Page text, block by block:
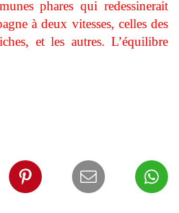
phares qui redessinerait
à deux vitesses, celles des
et les autres. L’équilibre